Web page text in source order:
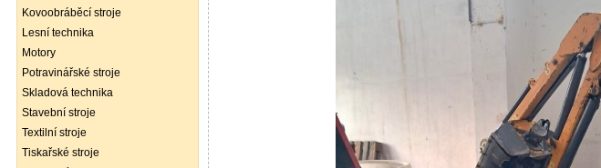
Kovoobráběcí stroje
Lesní technika
Motory
Potravinářské stroje
Skladová technika
Stavební stroje
Textilní stroje
Tiskařské stroje